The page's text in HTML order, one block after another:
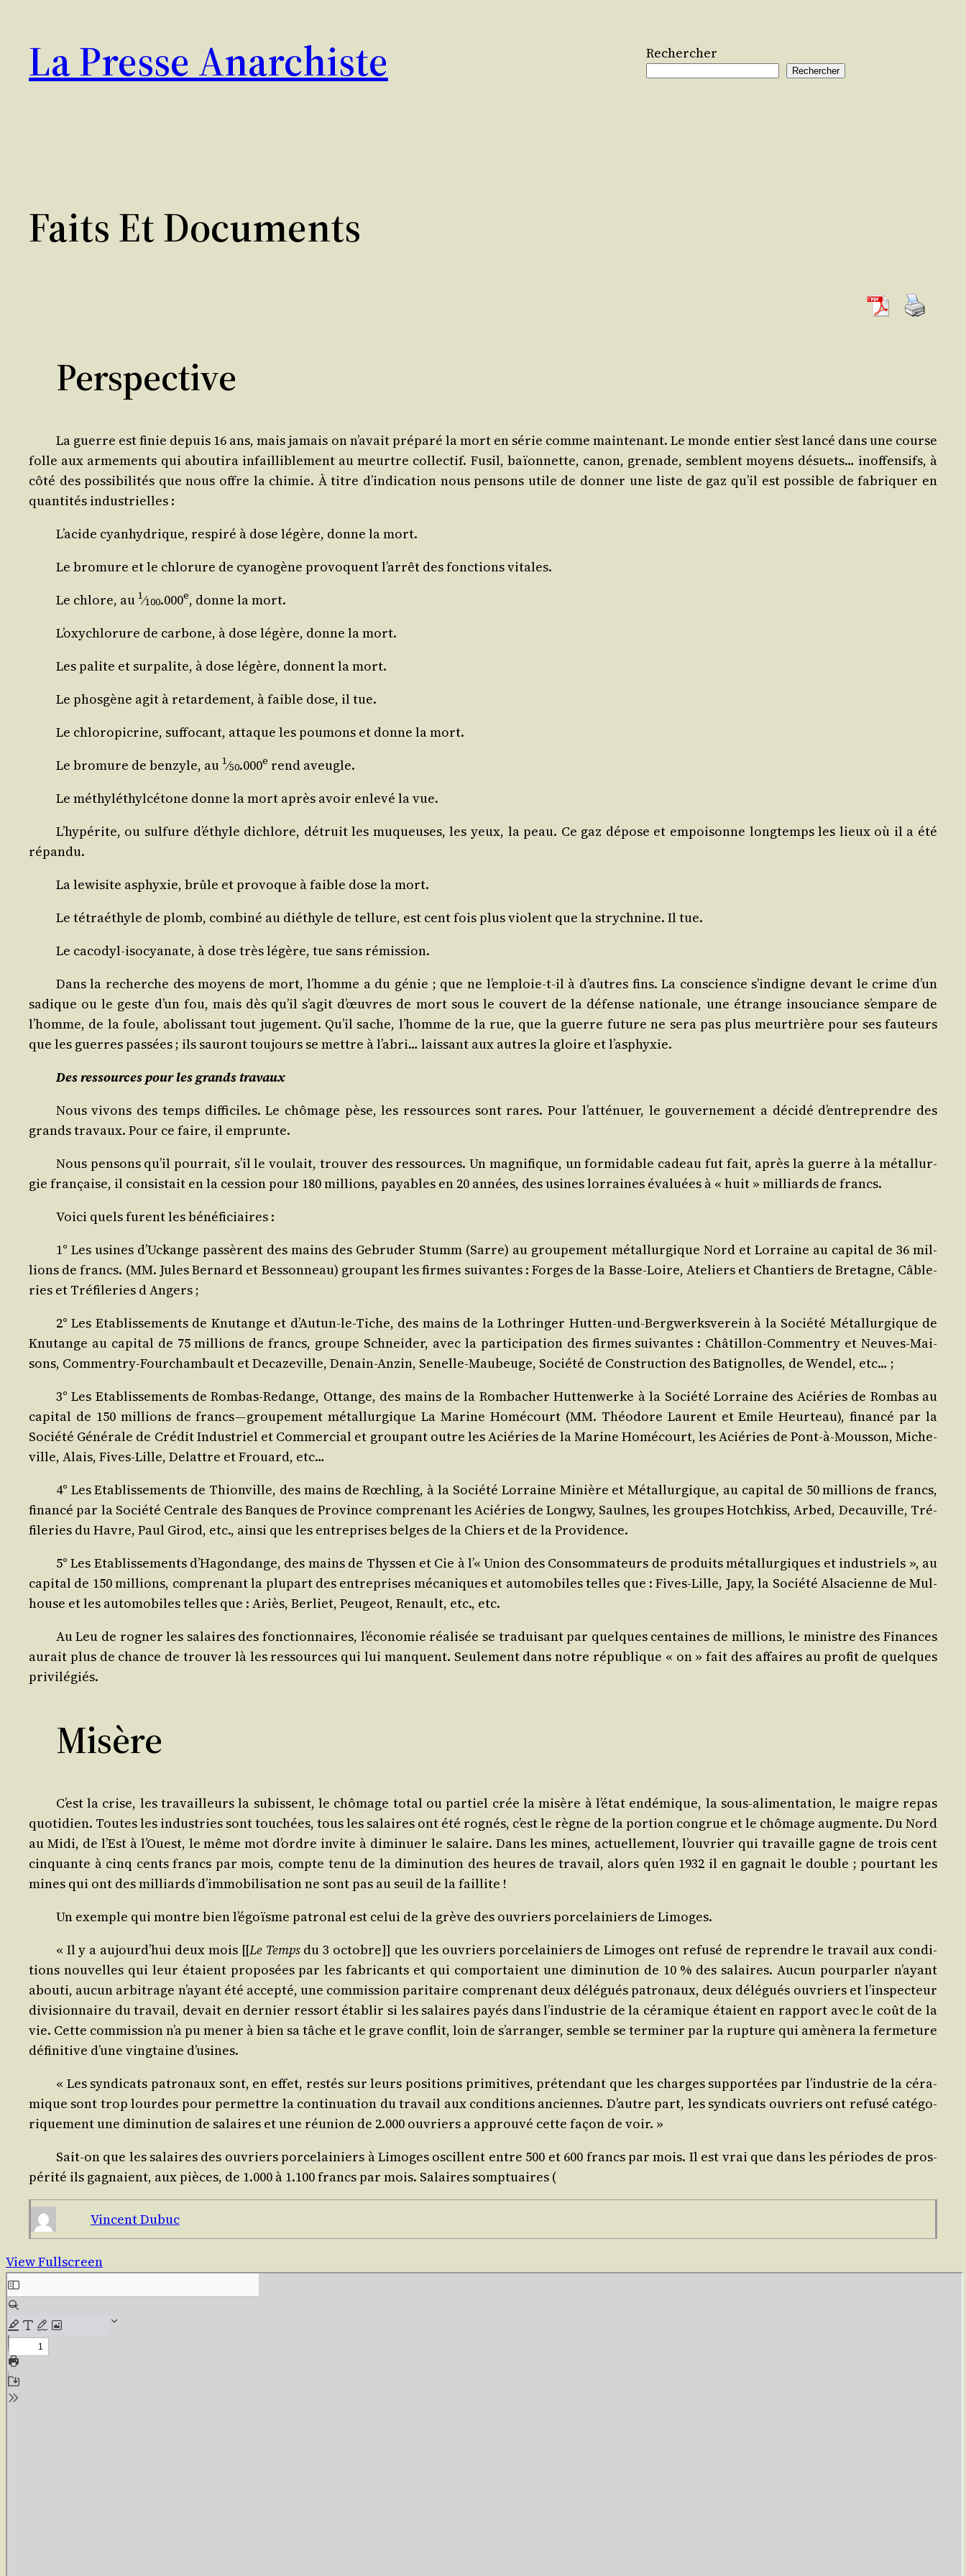
contenu
La Presse Anarchiste Rechercher
Rechercher
Faits Et Documents
Perspective
La guerre est finie depuis 16 ans, mais jamais on n’a­vait pré­pa­ré la mort en série comme main­te­nant. Le monde entier s’est lan­cé dans une course
folle aux arme­ments qui abou­ti­ra infailli­ble­ment au meurtre col­lec­tif. Fusil, baïon­nette, canon, gre­nade, semblent moyens désuets… inof­fen­sifs, à
côté des pos­si­bi­li­tés que nous offre la chi­mie. À titre d’in­di­ca­tion nous pen­sons utile de don­ner une liste de gaz qu’il est pos­sible de fabri­quer en
quan­ti­tés industrielles :
L’a­cide cyan­hy­drique, res­pi­ré à dose légère, donne la mort.
Le bro­mure et le chlo­rure de cya­no­gène pro­voquent l’ar­rêt des fonc­tions vitales.
Le chlore, au 1⁄100.000e, donne la mort.
L’oxy­chlo­rure de car­bone, à dose légère, donne la mort.
Les palite et sur­pa­lite, à dose légère, donnent la mort.
Le phos­gène agit à retar­de­ment, à faible dose, il tue.
Le chlo­ro­pi­crine, suf­fo­cant, attaque les pou­mons et donne la mort.
Le bro­mure de ben­zyle, au 1⁄50.000e rend aveugle.
Le méthy­lé­thyl­cé­tone donne la mort après avoir enle­vé la vue.
L’hy­pé­rite, ou sul­fure d’é­thyle dichlore, détruit les muqueuses, les yeux, la peau. Ce gaz dépose et empoi­sonne long­temps les lieux où il a été
répandu.
La lewi­site asphyxie, brûle et pro­voque à faible dose la mort.
Le tétraé­thyle de plomb, com­bi­né au dié­thyle de tel­lure, est cent fois plus violent que la strych­nine. Il tue.
Le caco­dyl-iso­cya­nate, à dose très légère, tue sans rémission.
Dans la recherche des moyens de mort, l’homme a du génie ; que ne l’emploie-t-il à d’autres fins. La conscience s’in­digne devant le crime d’un
sadique ou le geste d’un fou, mais dès qu’il s’a­git d’œuvres de mort sous le cou­vert de la défense natio­nale, une étrange insou­ciance s’empare de
l’homme, de la foule, abo­lis­sant tout juge­ment. Qu’il sache, l’homme de la rue, que la guerre future ne sera pas plus meur­trière pour ses fau­teurs
que les guerres pas­sées ; ils sau­ront tou­jours se mettre à l’a­bri… lais­sant aux autres la gloire et l’asphyxie.
Des res­sources pour les grands travaux
Nous vivons des temps dif­fi­ciles. Le chô­mage pèse, les res­sources sont rares. Pour l’at­té­nuer, le gou­ver­ne­ment a déci­dé d’en­tre­prendre des
grands tra­vaux. Pour ce faire, il emprunte.
Nous pen­sons qu’il pour­rait, s’il le vou­lait, trou­ver des res­sources. Un magni­fique, un for­mi­dable cadeau fut fait, après la guerre à la métal­lur­
gie fran­çaise, il consis­tait en la ces­sion pour 180 mil­lions, payables en 20 années, des usines lor­raines éva­luées à « huit » mil­liards de francs.
Voi­ci quels furent les bénéficiaires :
1° Les usines d’U­ckange pas­sèrent des mains des Gebru­der Stumm (Sarre) au grou­pe­ment métal­lur­gique Nord et Lor­raine au capi­tal de 36 mil­
lions de francs. (MM. Jules Ber­nard et Bes­son­neau) grou­pant les firmes sui­vantes : Forges de la Basse-Loire, Ate­liers et Chan­tiers de Bre­tagne, Câble­
ries et Tré­fi­le­ries d Angers ;
2° Les Eta­blis­se­ments de Knu­tange et d’Au­tun-le-Tiche, des mains de la Lothrin­ger Hut­ten-und-Berg­werks­ve­rein à la Socié­té Métal­lur­gique de
Knu­tange au capi­tal de 75 mil­lions de francs, groupe Schnei­der, avec la par­ti­ci­pa­tion des firmes sui­vantes : Châ­tillon-Com­men­try et Neuves-Mai­
sons, Com­men­try-Four­cham­bault et Deca­ze­ville, Denain-Anzin, Senelle-Mau­beuge, Socié­té de Construc­tion des Bati­gnolles, de Wen­del, etc… ;
3° Les Eta­blis­se­ments de Rom­bas-Redange, Ottange, des mains de la Rom­ba­cher Hut­ten­werke à la Socié­té Lor­raine des Acié­ries de Rom­bas au
capi­tal de 150 mil­lions de francs — grou­pe­ment métal­lur­gique La Marine Homé­court (MM. Théo­dore Laurent et Emile Heur­teau), finan­cé par la
Socié­té Géné­rale de Cré­dit Indus­triel et Com­mer­cial et grou­pant outre les Acié­ries de la Marine Homé­court, les Acié­ries de Pont-à-Mous­son, Miche­
ville, Alais, Fives-Lille, Delattre et Frouard, etc…
4° Les Eta­blis­se­ments de Thion­ville, des mains de Rœchling, à la Socié­té Lor­raine Minière et Métal­lur­gique, au capi­tal de 50 mil­lions de francs,
finan­cé par la Socié­té Cen­trale des Banques de Pro­vince com­pre­nant les Acié­ries de Longwy, Saulnes, les groupes Hot­ch­kiss, Arbed, Decau­ville, Tré­
fi­le­ries du Havre, Paul Girod, etc., ain­si que les entre­prises belges de la Chiers et de la Providence.
5° Les Eta­blis­se­ments d’Ha­gon­dange, des mains de Thys­sen et Cie à l’« Union des Consom­ma­teurs de pro­duits métal­lur­giques et indus­triels », au
capi­tal de 150 mil­lions, com­pre­nant la plu­part des entre­prises méca­niques et auto­mo­biles telles que : Fives-Lille, Japy, la Socié­té Alsa­cienne de Mul­
house et les auto­mo­biles telles que : Ariès, Ber­liet, Peu­geot, Renault, etc., etc.
Au Leu de rogner les salaires des fonc­tion­naires, l’é­co­no­mie réa­li­sée se tra­dui­sant par quelques cen­taines de mil­lions, le ministre des Finances
aurait plus de chance de trou­ver là les res­sources qui lui manquent. Seule­ment dans notre répu­blique « on » fait des affaires au pro­fit de quelques
privilégiés.
Misère
C’est la crise, les tra­vailleurs la subissent, le chô­mage total ou par­tiel crée la misère à l’é­tat endé­mique, la sous-ali­men­ta­tion, le maigre repas
quo­ti­dien. Toutes les indus­tries sont tou­chées, tous les salaires ont été rognés, c’est le règne de la por­tion congrue et le chô­mage aug­mente. Du Nord
au Midi, de l’Est à l’Ouest, le même mot d’ordre invite à dimi­nuer le salaire. Dans les mines, actuel­le­ment, l’ou­vrier qui tra­vaille gagne de trois cent
cin­quante à cinq cents francs par mois, compte tenu de la dimi­nu­tion des heures de tra­vail, alors qu’en 1932 il en gagnait le double ; pour­tant les
mines qui ont des mil­liards d’im­mo­bi­li­sa­tion ne sont pas au seuil de la faillite !
Un exemple qui montre bien l’é­goïsme patro­nal est celui de la grève des ouvriers por­ce­lai­niers de Limoges.
« Il y a aujourd’­hui deux mois [[Le Tempsdu 3 octobre]] que les ouvriers por­ce­lai­niers de Limoges ont refu­sé de reprendre le tra­vail aux condi­
tions nou­velles qui leur étaient pro­po­sées par les fabri­cants et qui com­por­taient une dimi­nu­tion de 10 % des salaires. Aucun pour­par­ler n’ayant
abou­ti, aucun arbi­trage n’ayant été accep­té, une com­mis­sion pari­taire com­pre­nant deux délé­gués patro­naux, deux délé­gués ouvriers et l’ins­pec­teur
divi­sion­naire du tra­vail, devait en der­nier res­sort éta­blir si les salaires payés dans l’in­dus­trie de la céra­mique étaient en rap­port avec le coût de la
vie. Cette com­mis­sion n’a pu mener à bien sa tâche et le grave conflit, loin de s’ar­ran­ger, semble se ter­mi­ner par la rup­ture qui amè­ne­ra la fer­me­ture
défi­ni­tive d’une ving­taine d’usines.
« Les syn­di­cats patro­naux sont, en effet, res­tés sur leurs posi­tions pri­mi­tives, pré­ten­dant que les charges sup­por­tées par l’in­dus­trie de la céra­
mique sont trop lourdes pour per­mettre la conti­nua­tion du tra­vail aux condi­tions anciennes. D’autre part, les syn­di­cats ouvriers ont refu­sé caté­go­
ri­que­ment une dimi­nu­tion de salaires et une réunion de 2.000 ouvriers a approu­vé cette façon de voir. »
Sait-on que les salaires des ouvriers por­ce­lai­niers à Limoges oscil­lent entre 500 et 600 francs par mois. Il est vrai que dans les périodes de pros­
pé­ri­té ils gagnaient, aux pièces, de 1.000 à 1.100 francs par mois. Salaires somptuaires (
Vincent Dubuc
View Fullscreen